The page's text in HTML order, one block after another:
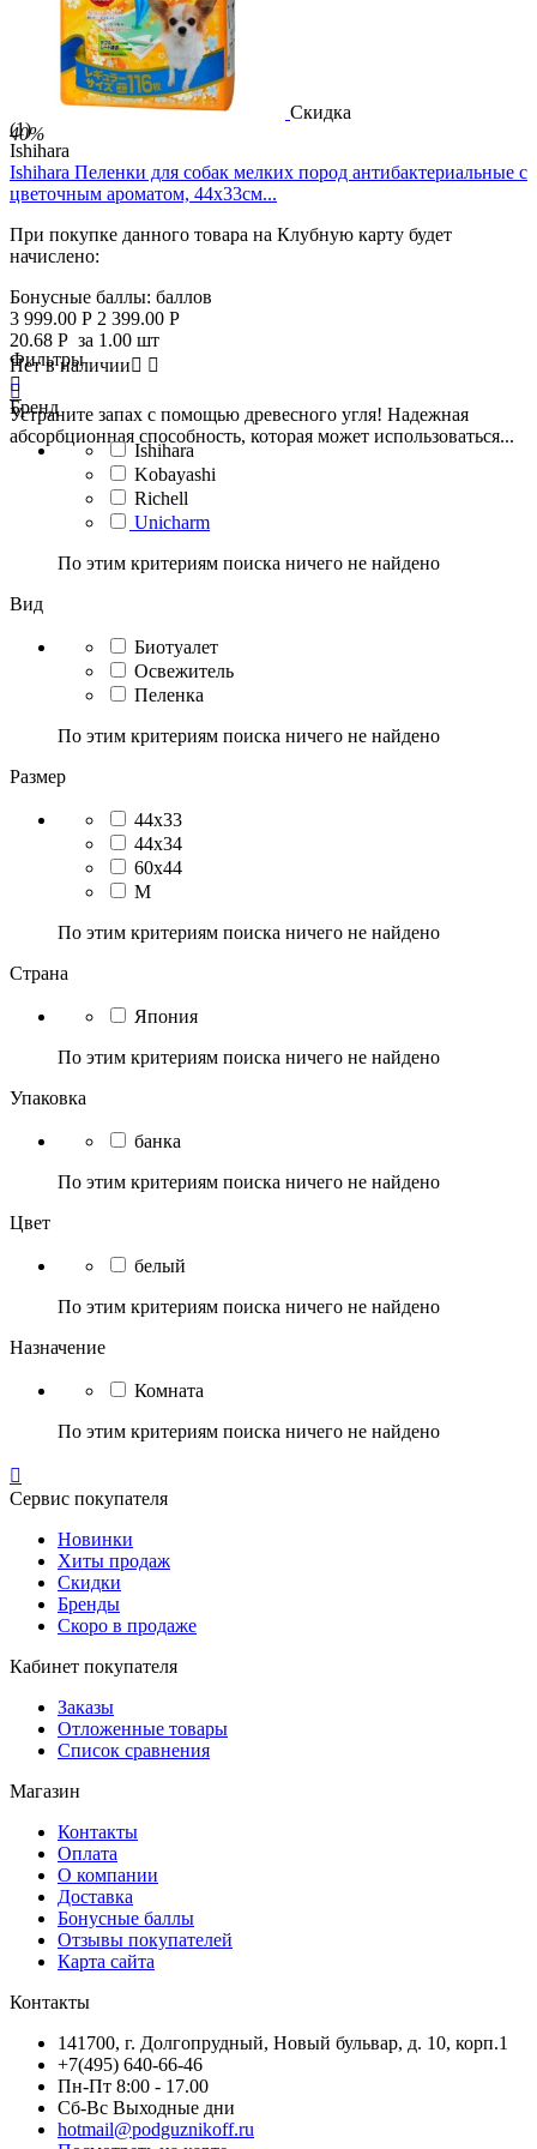
Скидка
40%
(1)
Ishihara
Ishihara Пеленки для собак мелких пород антибактериальные с
цветочным ароматом, 44х33см...
При покупке данного товара на Клубную карту будет
начислено:
Бонусные баллы: баллов
3 999.00 Р 2 399.00 Р
20.68 Р за 1.00 шт
Нет в наличии 

Устраните запах с помощью древесного угля! Надежная
абсорбционная способность, которая может использоваться...
Фильтры

Бренд
Ishihara
Kobayashi
Richell
Unicharm
По этим критериям поиска ничего не найдено
Вид
Биотуалет
Освежитель
Пеленка
По этим критериям поиска ничего не найдено
Размер
44х33
44х34
60х44
M
По этим критериям поиска ничего не найдено
Страна
Япония
По этим критериям поиска ничего не найдено
Упаковка
банка
По этим критериям поиска ничего не найдено
Цвет
белый
По этим критериям поиска ничего не найдено
Назначение
Комната
По этим критериям поиска ничего не найдено

Сервис покупателя
Новинки
Хиты продаж
Скидки
Бренды
Скоро в продаже
Кабинет покупателя
Заказы
Отложенные товары
Список сравнения
Магазин
Контакты
Оплата
О компании
Доставка
Бонусные баллы
Отзывы покупателей
Карта сайта
Контакты
141700, г. Долгопрудный, Новый бульвар, д. 10, корп.1
+7(495) 640-66-46
Пн-Пт 8:00 - 17.00
Сб-Вс Выходные дни
hotmail@podguznikoff.ru